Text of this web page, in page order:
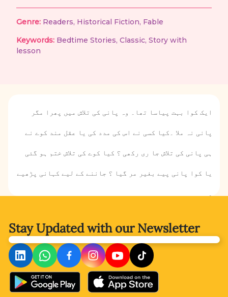
Genre: Readers, Historical Fiction, Fable
Keywords: Bedtime Stories, Classic, Story with
lesson
ایک کوا بہت پیاسا تھا۔ وہ پانی کی تلاش میں پھرا مگر
پانی نہ ملا ۔کیا کسی نے اس کی مدد کی یا عقل مند کوے نے
ہی پانی کی تلاش جا ری رکھی ؟ کیا کوے کی تلاش ختم ہو گئی
یا کوا پانی پیے بغیر مر گیا ؟ جاننے کے لیے کہانی پڑھیے
۔
Stay Updated withour Newsletter